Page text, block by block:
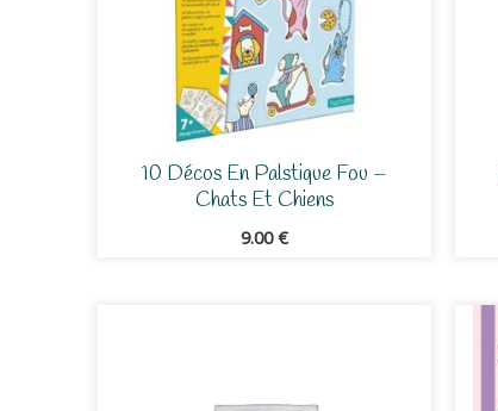
10 Décos En Palstique Fou –
Chats Et Chiens
9.00€